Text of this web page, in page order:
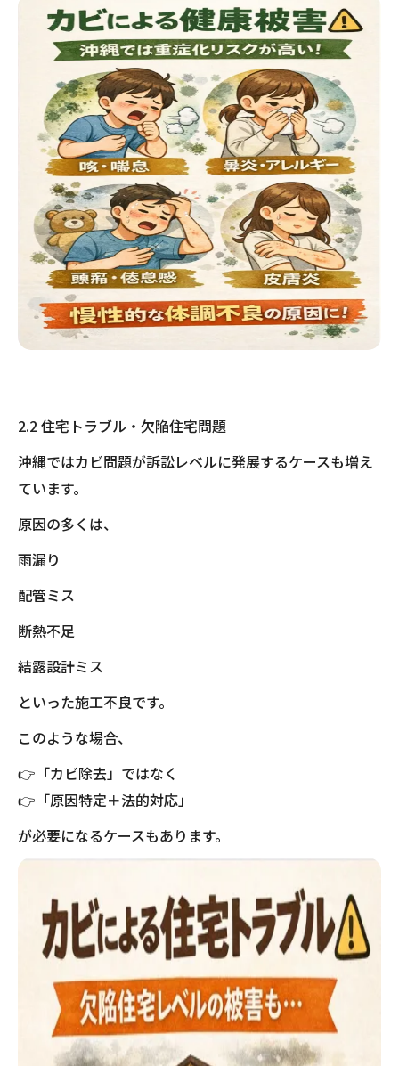
2.2 住宅トラブル・欠陥住宅問題
沖縄ではカビ問題が訴訟レベルに発展するケースも増え
ています。
原因の多くは、
雨漏り
配管ミス
断熱不足
結露設計ミス
といった施工不良です。
このような場合、
👉「カビ除去」ではなく
👉「原因特定＋法的対応」
が必要になるケースもあります。